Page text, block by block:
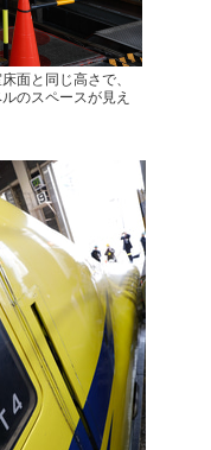
面と同じ高さで、
のスペースが見え